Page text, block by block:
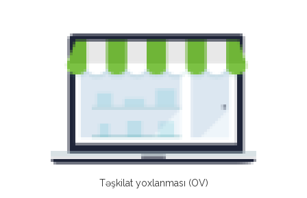
Təşkilat yoxlanması (OV)